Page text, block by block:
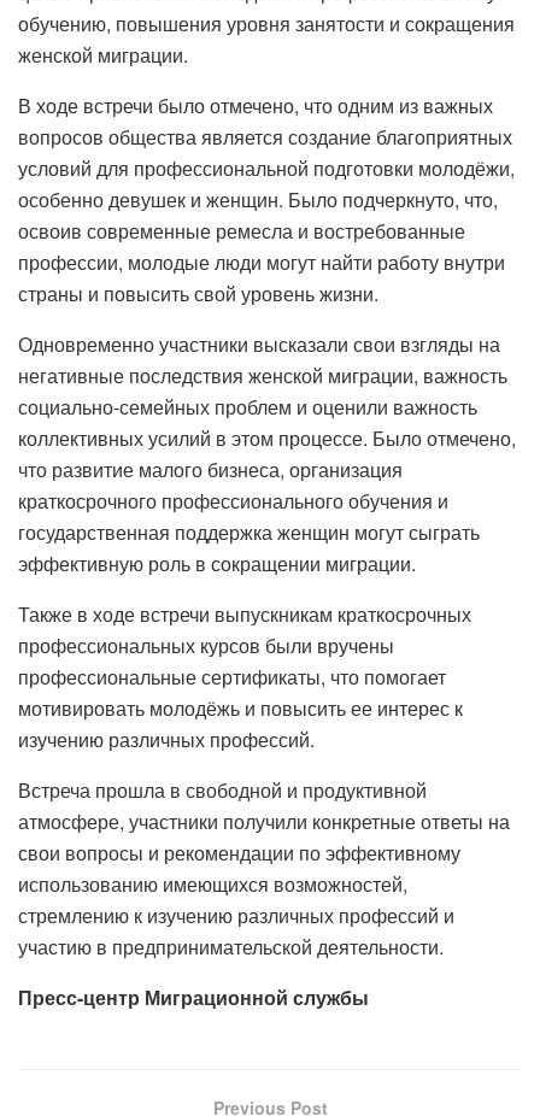
обучению, повышения уровня занятости и сокращения
женской миграции.
В ходе встречи было отмечено, что одним из важных
вопросов общества является создание благоприятных
условий для профессиональной подготовки молодёжи,
особенно девушек и женщин. Было подчеркнуто, что,
освоив современные ремесла и востребованные
профессии, молодые люди могут найти работу внутри
страны и повысить свой уровень жизни.
Одновременно участники высказали свои взгляды на
негативные последствия женской миграции, важность
социально-семейных проблем и оценили важность
коллективных усилий в этом процессе. Было отмечено,
что развитие малого бизнеса, организация
краткосрочного профессионального обучения и
государственная поддержка женщин могут сыграть
эффективную роль в сокращении миграции.
Также в ходе встречи выпускникам краткосрочных
профессиональных курсов были вручены
профессиональные сертификаты, что помогает
мотивировать молодёжь и повысить ее интерес к
изучению различных профессий.
Встреча прошла в свободной и продуктивной
атмосфере, участники получили конкретные ответы на
свои вопросы и рекомендации по эффективному
использованию имеющихся возможностей,
стремлению к изучению различных профессий и
участию в предпринимательской деятельности.
Пресс-центр Миграционной службы
Previous Post